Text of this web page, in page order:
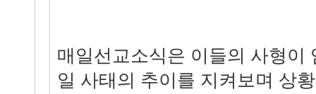
매일선교소식은 이들의 사형이
일 사태의 추이를 지켜보며 상